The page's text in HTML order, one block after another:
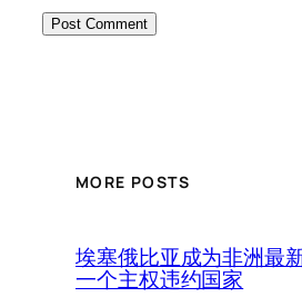
MORE POSTS
埃塞俄比亚成为非洲最
一个主权违约国家